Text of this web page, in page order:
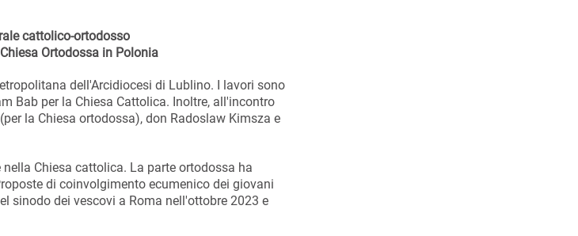
cattolico-ortodosso
Ortodossa in Polonia
dell'Arcidiocesi di Lublino. I lavori sono
Bab per la Chiesa Cattolica. Inoltre, all'incontro
la Chiesa ortodossa), don Radoslaw Kimsza e
Chiesa cattolica. La parte ortodossa ha
di coinvolgimento ecumenico dei giovani
sinodo dei vescovi a Roma nell'ottobre 2023 e